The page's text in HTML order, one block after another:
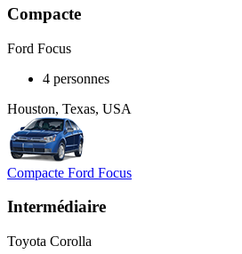
Compacte
Ford Focus
4 personnes
Houston, Texas, USA
Compacte Ford Focus
Intermédiaire
Toyota Corolla